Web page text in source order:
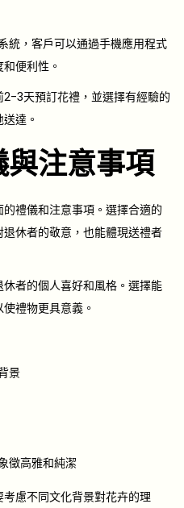
統，客戶可以通過手機應用程式
便利性。
3天預訂花禮，並選擇有經驗的
達。
注意事項
禮儀和注意事項。選擇合適的
休者的敬意，也能體現送禮者
者的個人喜好和風格。選擇能
禮物更具意義。
景
徵高雅和純潔
慮不同文化背景對花卉的理